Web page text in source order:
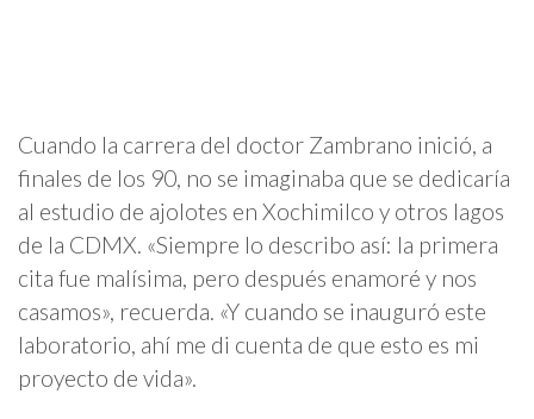
Cuando la carrera del doctor Zambrano inició, a
finales de los 90, no se imaginaba que se dedicaría
al estudio de ajolotes en Xochimilco y otros lagos
de la CDMX. «Siempre lo describo así: la primera
cita fue malísima, pero después enamoré y nos
casamos», recuerda. «Y cuando se inauguró este
laboratorio, ahí me di cuenta de que esto es mi
proyecto de vida».